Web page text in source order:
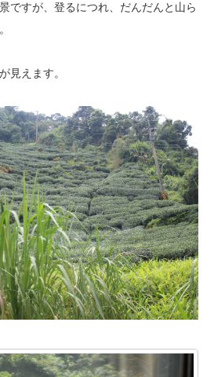
ですが、登るにつれ、だんだんと山ら
見えます。